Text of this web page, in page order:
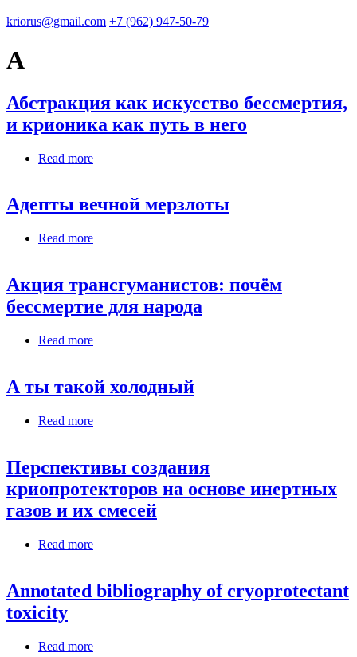
kriorus@gmail.com +7 (962) 947-50-79
А
Абстракция как искусство бессмертия,
и крионика как путь в него
Read more
Адепты вечной мерзлоты
Read more
Акция трансгуманистов: почём
бессмертие для народа
Read more
А ты такой холодный
Read more
Перспективы создания
криопротекторов на основе инертных
газов и их смесей
Read more
Annotated bibliography of cryoprotectant
toxicity
Read more